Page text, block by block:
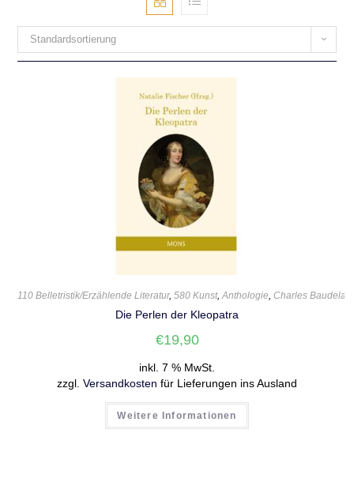
Standardsortierung
110 Belletristik/Erzählende Literatur,580 Kunst,Anthologie,Charles
Die Perlen der Kleopatra
€19,90
inkl. 7 % MwSt.
zzgl. Versandkosten für Lieferungen ins Ausland
Weitere Informationen